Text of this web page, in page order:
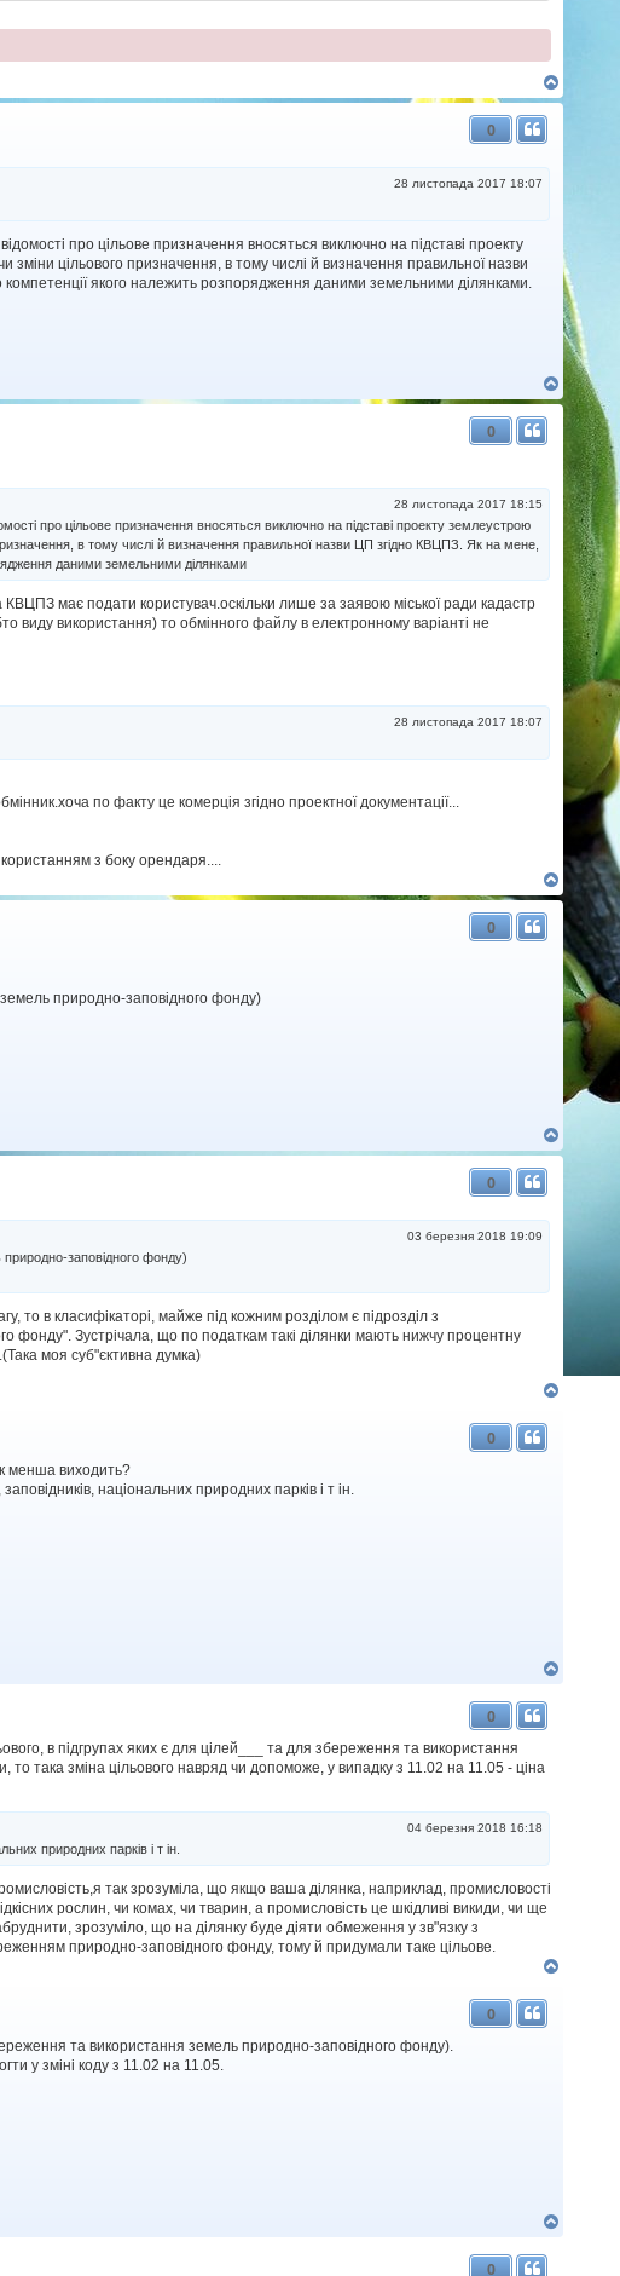
о
0
28 листопада 2017 18:07
про цільове призначення вносяться виключно на підставі проекту
цільового призначення, в тому числі й визначення правильної назви
якого належить розпорядження даними земельними ділянками.
Д
о
0
28 листопада 2017 18:15
про цільове призначення вносяться виключно на підставі проекту землеустрою
в тому числі й визначення правильної назви ЦП згідно КВЦПЗ. Як на мене,
даними земельними ділянками
має подати користувач.оскільки лише за заявою міської ради кадастр
виду використання) то обмінного файлу в електронному варіанті не
28 листопада 2017 18:07
по факту це комерція згідно проектної документації...
з боку орендаря....
о
р
и
0
природно-заповідного фонду)
о
0
03 березня 2018 19:09
природно-заповідного фонду)
в класифікаторі, майже під кожним розділом є підрозділ з
Зустрічала, що по податкам такі ділянки мають нижчу процентну
моя суб"єктивна думка)
0
менша виходить?
національних природних парків і т ін.
0
в підгрупах яких є для цілей___ та для збереження та використання
така зміна цільового навряд чи допоможе, у випадку з 11.02 на 11.05 - ціна
04 березня 2018 16:18
природних парків і т ін.
так зрозуміла, що якщо ваша ділянка, наприклад, промисловості
рослин, чи комах, чи тварин, а промисловість це шкідливі викиди, чи ще
зрозуміло, що на ділянку буде діяти обмеження у зв"язку з
природно-заповідного фонду, тому й придумали таке цільове.
0
та використання земель природно-заповідного фонду).
у зміні коду з 11.02 на 11.05.
0